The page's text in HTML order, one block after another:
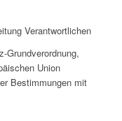
Verantwortlichen
Grundverordnung,
Union
Bestimmungen mit